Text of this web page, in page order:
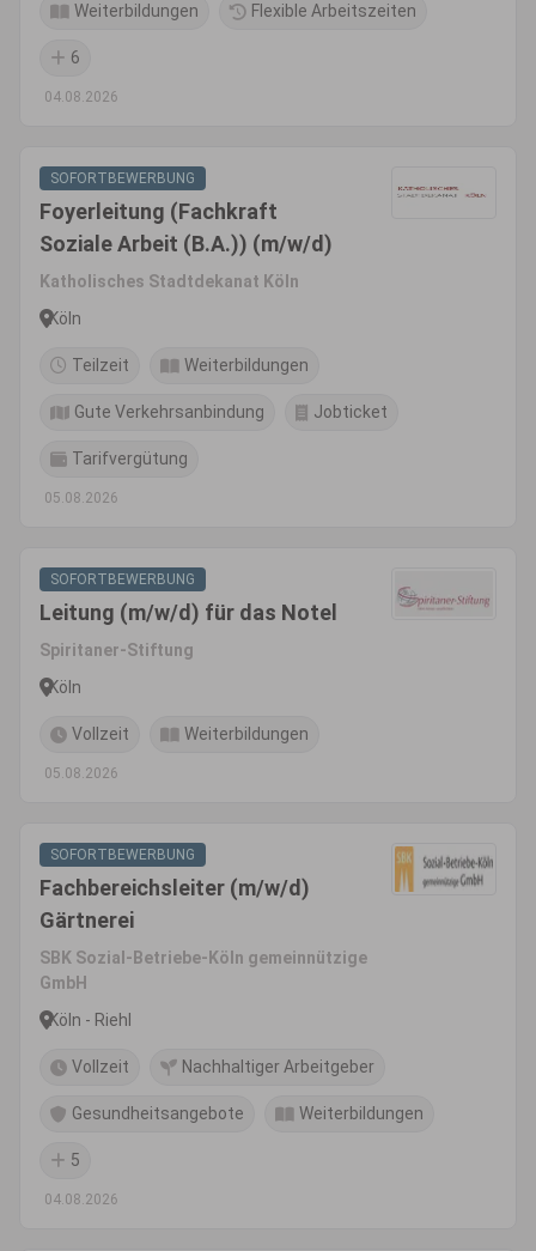
Weiterbildungen Flexible Arbeitszeiten
6
04.08.2026
SOFORTBEWERBUNG
Foyerleitung (Fachkraft
Soziale Arbeit (B.A.)) (m/w/d)
Katholisches Stadtdekanat Köln
Köln
Teilzeit Weiterbildungen
Gute Verkehrsanbindung Jobticket
Tarifvergütung
05.08.2026
SOFORTBEWERBUNG
Leitung (m/w/d) für das Notel
Spiritaner-Stiftung
Köln
Vollzeit Weiterbildungen
05.08.2026
SOFORTBEWERBUNG
Fachbereichsleiter (m/w/d)
Gärtnerei
SBK Sozial-Betriebe-Köln gemeinnützige
GmbH
Köln - Riehl
Vollzeit Nachhaltiger Arbeitgeber
Gesundheitsangebote Weiterbildungen
5
04.08.2026